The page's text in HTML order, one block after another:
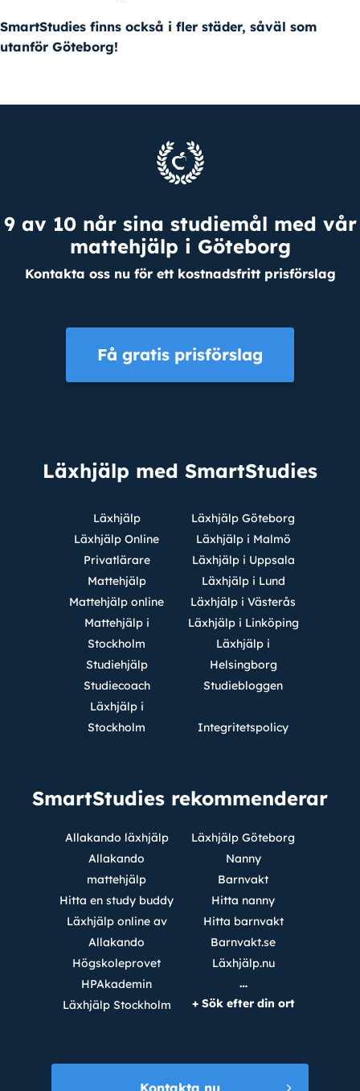
SmartStudies finns också i fler städer, såväl som
utanför Göteborg!
9 av 10 når sina studiemål med vår
mattehjälp i Göteborg
Kontakta oss nu för ett kostnadsfritt prisförslag
Få gratis prisförslag
Läxhjälp med SmartStudies
Läxhjälp
Läxhjälp Online
Privatlärare
Mattehjälp
Mattehjälp online
Mattehjälp i
Stockholm
Studiehjälp
Studiecoach
Läxhjälp i
Stockholm
Läxhjälp Göteborg
Läxhjälp i Malmö
Läxhjälp i Uppsala
Läxhjälp i Lund
Läxhjälp i Västerås
Läxhjälp i Linköping
Läxhjälp i
Helsingborg
Studiebloggen
Integritetspolicy
SmartStudies rekommenderar
Allakando läxhjälp
Allakando
mattehjälp
Hitta en study buddy
Läxhjälp online av
Allakando
Högskoleprovet
HPAkademin
Läxhjälp Stockholm
Läxhjälp Göteborg
Nanny
Barnvakt
Hitta nanny
Hitta barnvakt
Barnvakt.se
Läxhjälp.nu
…
+ Sök efter din ort